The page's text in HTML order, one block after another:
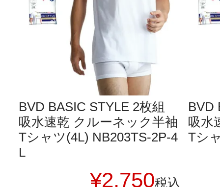
BVD BASIC STYLE 2枚組
吸水速乾 クルーネック半袖
Tシャツ(4L) NB203TS-2P-4
L
¥2,750税込
BVD
吸水
Tシ